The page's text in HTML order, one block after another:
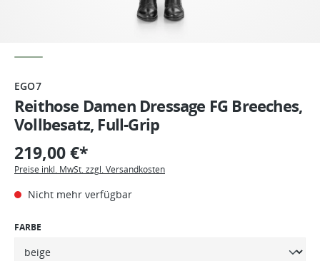
EGO7
Reithose Damen Dressage FG Breeches,
Vollbesatz, Full-Grip
219,00 €*
Preise inkl. MwSt. zzgl. Versandkosten
Nicht mehr verfügbar
FARBE